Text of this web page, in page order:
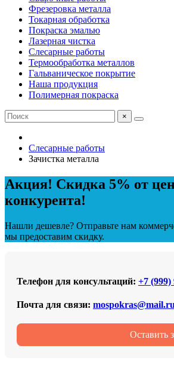
Фрезеровка металла
Токарная обработка
Покраска эмалью
Лазерная чистка
Слесарные работы
Термообработка металлов
Гальваническое покрытие
Наша продукция
Полимерная покраска
×
Слесарные работы
Зачистка металла
Акция! Скидка 5% от
конкурента!
Нашли дешевле? Отправьте нам
мы предоставим скидку.
Телефон для консультаций: +7 (999)
Почта для связи: mospokras@mail.ru
Оставить